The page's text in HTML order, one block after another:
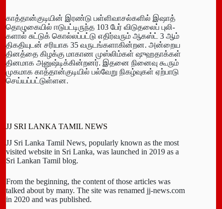
காத்­தான்­கு­டியின் இரண்டு பள்­ளி­வா­சல்­களில் இஷாத்
தொழு­கையில் ஈடு­பட்­டி­ருந்த 103 பேர் விடு­தலைப் புலி­
களால் சுட்டுக் கொல்­லப்­பட்டு ­எதிர்வரும் ஆகஸ்ட் 3 ஆம்
திகதியுடன் சரி­யாக 35 வரு­டங்­க­ளா­கின்­றன. அன்­றைய
தினத்தை கிழக்கு மாகாண முஸ்­லிம்கள் ஷுஹ­தாக்கள்
தின­மாக அனுஷ்­டிக்­கின்­றனர். இதனை நினைவு கூரும்
முக­மாக காத்­தான்­கு­டியில் பல்வேறு நிகழ்­வுகள் ஏற்­பாடு
செய்­யப்­பட்­டுள்­ளன.
JJ SRI LANKA TAMIL NEWS
JJ Sri Lanka Tamil News, popularly known as the most
visited website in Sri Lanka, was launched in 2019 as a
Sri Lankan Tamil blog.
From the beginning, the content of those articles was
talked about by many. The site was renamed jj-news.com
in 2020 and was published.